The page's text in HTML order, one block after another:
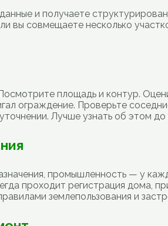
и получаете
вы совмещаете несколько
площадь и контур.
ограждение. Проверьте
Лучше узнать об этом до
промышленность — у
проходит регистрация дома,
землепользования и